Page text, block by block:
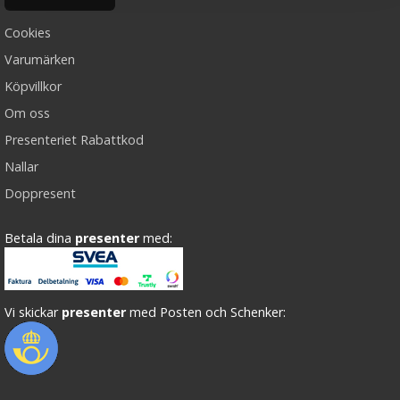
Cookies
Varumärken
Köpvillkor
Om oss
Presenteriet Rabattkod
Nallar
Doppresent
Betala dina presenter med:
Vi skickar presenter med Posten och Schenker: